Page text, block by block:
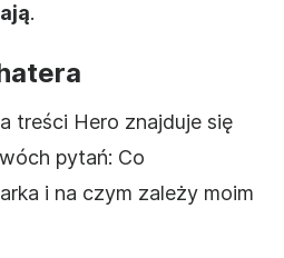
.
treści Hero znajduje się
pytań: Co
i na czym zależy moim